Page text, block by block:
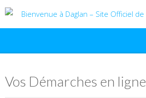
Vos Démarches en ligne